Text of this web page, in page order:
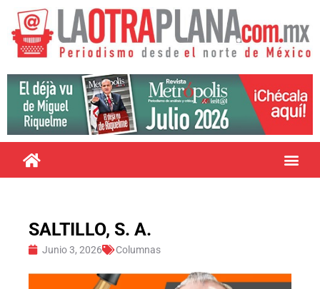
SALTILLO, S. A.
Junio 3, 2026 Columnas